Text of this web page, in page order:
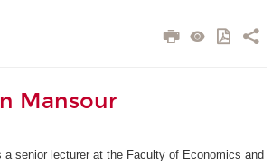
Mansour
a senior lecturer at the Faculty of Economics and